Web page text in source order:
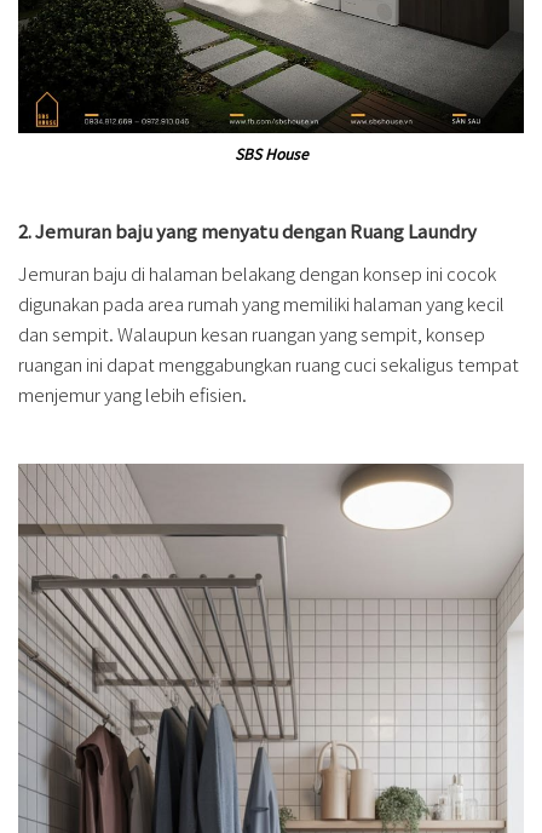
SBS House
2. Jemuran baju yang menyatu dengan Ruang Laundry
Jemuran baju di halaman belakang dengan konsep ini cocok
digunakan pada area rumah yang memiliki halaman yang kecil
dan sempit. Walaupun kesan ruangan yang sempit, konsep
ruangan ini dapat menggabungkan ruang cuci sekaligus tempat
menjemur yang lebih efisien.